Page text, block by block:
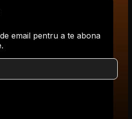
email pentru a te abona